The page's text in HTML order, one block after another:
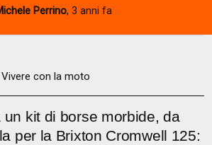
Perrino, 3 anni fa
Vivere con la moto
kit di borse morbide, da
per la Brixton Cromwell 125: